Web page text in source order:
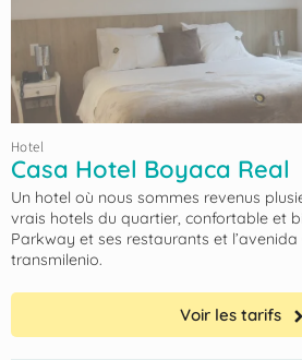
Hotel
Casa Hotel Boyaca Real
Un hotel où nous sommes revenus
vrais hotels du quartier, confortable et
Parkway et ses restaurants et
transmilenio.
Voir les tarifs